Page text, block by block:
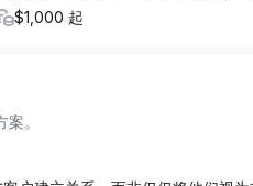
$1,000 起
。